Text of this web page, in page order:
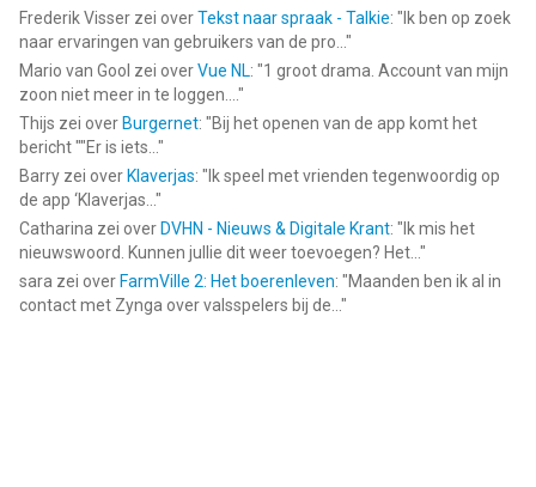
Frederik Visser zei overTekst naar spraak - Talkie: " Ik ben op zoek
naar ervaringen van gebruikers van de pro... "
Mario van Gool zei overVue NL: "1 groot drama. Account van mijn
zoon niet meer in te loggen.... "
Thijs zei over Burgernet: "Bij het openen van de app komt het
bericht ""Er is iets... "
Barry zei over Klaverjas: " Ik speel met vrienden tegenwoordig op
de app ‘Klaverjas... "
Catharina zei over DVHN - Nieuws & Digitale Krant: " Ik mis het
nieuwswoord. Kunnen jullie dit weer toevoegen? Het... "
sara zei over FarmVille 2: Het boerenleven: "Maanden ben ik al in
contact met Zynga over valsspelers bij de... "